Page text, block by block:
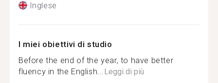
Inglese
I miei obiettivi di studio
Before the end of the year, to have better
fluency in the English... Leggi di più